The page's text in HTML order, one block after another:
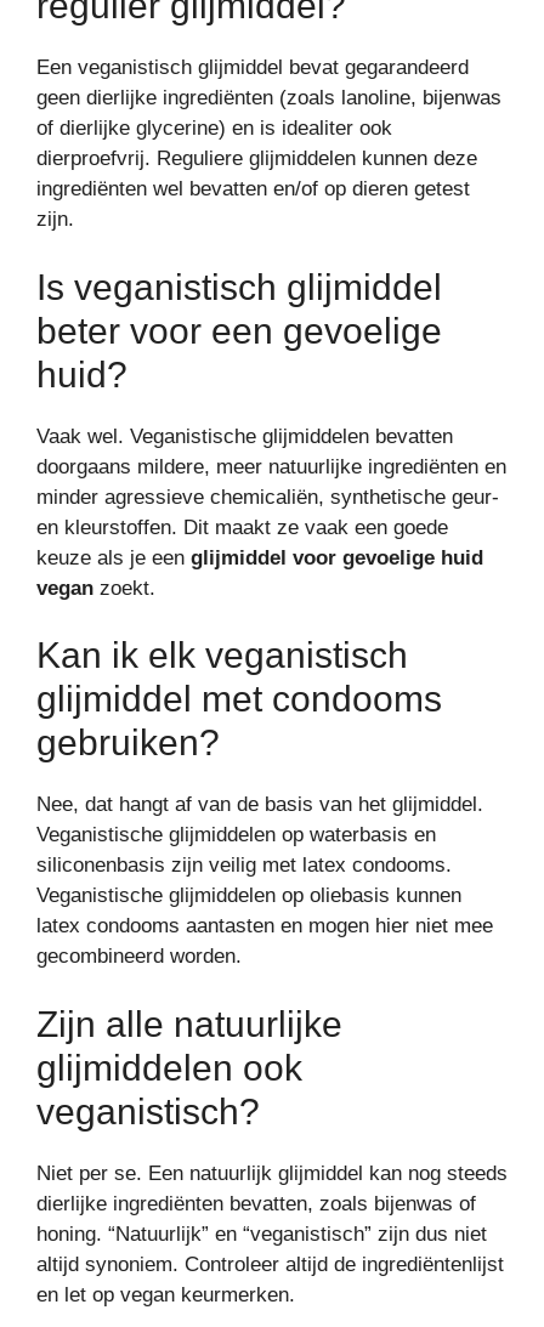
Een veganistisch glijmiddel bevat gegarandeerd
geen dierlijke ingrediënten (zoals lanoline, bijenwas
of dierlijke glycerine) en is idealiter ook
dierproefvrij. Reguliere glijmiddelen kunnen deze
ingrediënten wel bevatten en/of op dieren getest
zijn.
Is veganistisch glijmiddel
beter voor een gevoelige
huid?
Vaak wel. Veganistische glijmiddelen bevatten
doorgaans mildere, meer natuurlijke ingrediënten en
minder agressieve chemicaliën, synthetische geur-
en kleurstoffen. Dit maakt ze vaak een goede
keuze als je een glijmiddel voor gevoelige huid
vegan zoekt.
Kan ik elk veganistisch
glijmiddel met condooms
gebruiken?
Nee, dat hangt af van de basis van het glijmiddel.
Veganistische glijmiddelen op waterbasis en
siliconenbasis zijn veilig met latex condooms.
Veganistische glijmiddelen op oliebasis kunnen
latex condooms aantasten en mogen hier niet mee
gecombineerd worden.
Zijn alle natuurlijke
glijmiddelen ook
veganistisch?
Niet per se. Een natuurlijk glijmiddel kan nog steeds
dierlijke ingrediënten bevatten, zoals bijenwas of
honing. “Natuurlijk” en “veganistisch” zijn dus niet
altijd synoniem. Controleer altijd de ingrediëntenlijst
en let op vegan keurmerken.